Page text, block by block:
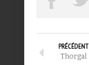
PRÉCÉDENT
Thorgal